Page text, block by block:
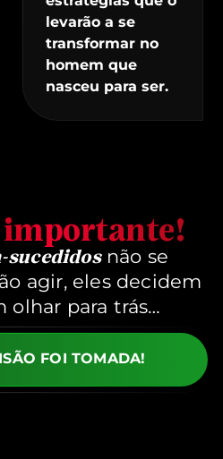
levarão a se
transformar no
homem que
nasceu para ser.
importante!
sucedidosnão se
agir, eles decidem
olhar para trás…
FOI TOMADA!